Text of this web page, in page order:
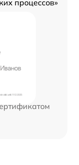
процессов»